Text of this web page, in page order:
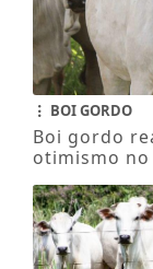
BOI GORDO
Boi gordo
otimismo